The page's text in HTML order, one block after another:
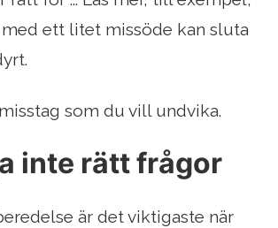
ett litet missöde kan sluta
som du vill undvika.
inte rätt frågor
är det viktigaste när